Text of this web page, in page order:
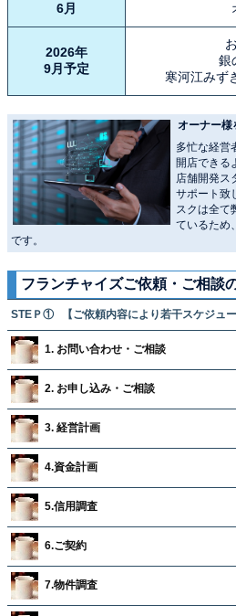
6月
2026年
9月予定
銀
寒河江みず
オーナー様
多忙な経営
開店できる
店舗開発ス
サポート致
スクは全て
ているため
です。
フランチャイズご依頼・ご
STEＰ① 【ご依頼内容により若干スケジュー
1. お問い合わせ・ご相談
2. お申し込み・ご相談
3. 経営計画
4.資金計画
5.信用調査
6.ご契約
7.物件調査